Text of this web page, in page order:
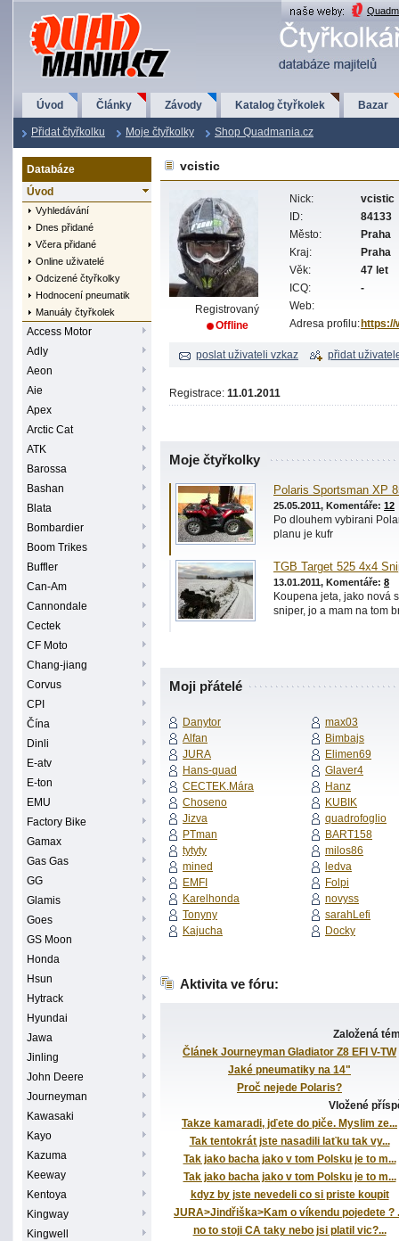
QuadMania.cz
Úvod Články Závody Katalog čtyřkolek Bazar
Přidat čtyřkolku Moje čtyřkolky Shop Quadmania.cz
Databáze
Úvod
Vyhledávání
Dnes přidané
Včera přidané
Online uživatelé
Odcizené čtyřkolky
Hodnocení pneumatik
Manuály čtyřkolek
Access Motor
Adly
Aeon
Aie
Apex
Arctic Cat
ATK
Barossa
Bashan
Blata
Bombardier
Boom Trikes
Buffler
Can-Am
Cannondale
Cectek
CF Moto
Chang-jiang
Corvus
CPI
Čína
Dinli
E-atv
E-ton
EMU
Factory Bike
Gamax
Gas Gas
GG
Glamis
Goes
GS Moon
Honda
Hsun
Hytrack
Hyundai
Jawa
Jinling
John Deere
Journeyman
Kawasaki
Kayo
Kazuma
Keeway
Kentoya
Kingway
Kingwell
vcistic
Registrovaný
Offline
Nick:
vcistic
ID:
84133
Město:
Praha
Kraj:
Praha
Věk:
47 let
ICQ:
-
Web:
Adresa profilu:
poslat uživateli vzkaz přidat
Registrace: 11.01.2011
Moje čtyřkolky
Polaris Sportsman XP
25.05.2011, Komentáře: 12
Po dlouhem vybirani
planu je kufr
TGB Target 525 4x4
13.01.2011, Komentáře: 8
Koupena jeta, jako nová
sniper, jo a mam na tom
Moji přátelé
Danytor
max03
Alfan
Bimbajs
JURA
Elimen69
Hans-quad
Glaver4
CECTEK.Mára
Hanz
Choseno
KUBIK
Jizva
quadrofoglio
PTman
BART158
tytyty
milos86
mined
ledva
EMFI
Folpi
Karelhonda
novyss
Tonyny
sarahLefi
Kajucha
Docky
Aktivita ve fóru:
Založená
Článek Journeyman Gladiator Z8 EFI V-TW
Jaké pneumatiky na 14"
Proč nejede Polaris?
Vložené
Takze kamaradi, jďete do piče. Myslim ze...
Tak tentokrát jste nasadili laťku tak vy...
Tak jako bacha jako v tom Polsku je to m...
Tak jako bacha jako v tom Polsku je to m...
kdyz by jste nevedeli co si priste koupit
JURA>Jindřiška>Kam o víkendu pojedete ?
no to stoji CA taky nebo jsi platil vic?...